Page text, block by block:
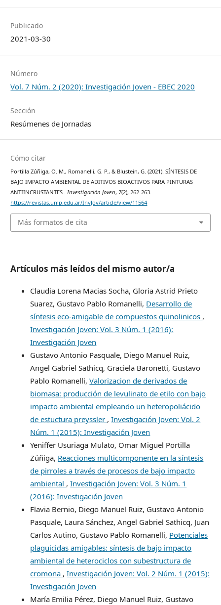
Publicado
2021-03-30
Número
Vol. 7 Núm. 2 (2020): Investigación Joven - EBEC 2020
Sección
Resúmenes de Jornadas
Cómo citar
Portilla Zúñiga, O. M., Romanelli, G. P., & Blustein, G. (2021). SÍNTESIS DE
BAJO IMPACTO AMBIENTAL DE ADITIVOS BIOACTIVOS PARA PINTURAS
ANTIINCRUSTANTES .Investigación Joven, 7(2), 262-263.
https://revistas.unlp.edu.ar/InvJov/article/view/11564
Más formatos de cita
Artículos más leídos del mismo autor/a
Claudia Lorena Macias Socha, Gloria Astrid Prieto
Suarez, Gustavo Pablo Romanelli, Desarrollo de
síntesis eco-amigable de compuestos quinolinicos ,
Investigación Joven: Vol. 3 Núm. 1 (2016):
Investigación Joven
Gustavo Antonio Pasquale, Diego Manuel Ruiz,
Angel Gabriel Sathicq, Graciela Baronetti, Gustavo
Pablo Romanelli,Valorizacion de derivados de
biomasa: producción de levulinato de etilo con bajo
impacto ambiental empleando un heteropoliácido
de estuctura preyssler ,Investigación Joven: Vol. 2
Núm. 1 (2015): Investigación Joven
Yeniffer Usuriaga Mulato, Omar Miguel Portilla
Zúñiga, Reacciones multicomponente en la síntesis
de pirroles a través de procesos de bajo impacto
ambiental ,Investigación Joven: Vol. 3 Núm. 1
(2016): Investigación Joven
Flavia Bernio, Diego Manuel Ruiz, Gustavo Antonio
Pasquale, Laura Sánchez, Angel Gabriel Sathicq, Juan
Carlos Autino, Gustavo Pablo Romanelli, Potenciales
plaguicidas amigables: síntesis de bajo impacto
ambiental de heterociclos con subestructura de
cromona ,Investigación Joven: Vol. 2 Núm. 1 (2015):
Investigación Joven
María Emilia Pérez, Diego Manuel Ruiz, Gustavo